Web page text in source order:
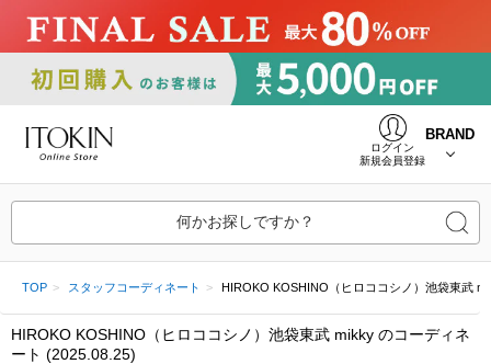
ログイン
新規会員登録
BRAND
何かお探しですか？
TOP スタッフコーディネート HIROKO KOSHINO（ヒロココシノ）池袋東武
HIROKO KOSHINO（ヒロココシノ）池袋東武 mikky のコーディネ
ート (2025.08.25)